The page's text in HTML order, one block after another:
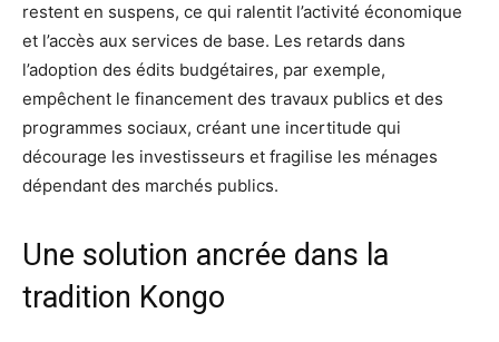
restent en suspens, ce qui ralentit l’activité économique
et l’accès aux services de base. Les retards dans
l’adoption des édits budgétaires, par exemple,
empêchent le financement des travaux publics et des
programmes sociaux, créant une incertitude qui
décourage les investisseurs et fragilise les ménages
dépendant des marchés publics.
Une solution ancrée dans la
tradition Kongo